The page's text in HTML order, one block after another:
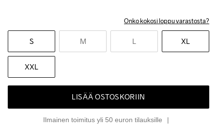
Onko kokosi loppu varastosta?
S M L XL
XXL
LISÄÄ OSTOSKORIIN
Ilmainen toimitus yli 50 euron tilauksille